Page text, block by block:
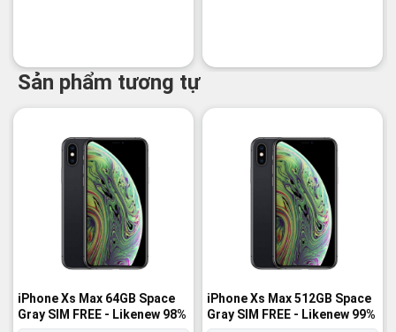
Sản phẩm tương tự
iPhone Xs Max 64GB Space
Gray SIM FREE - Likenew 98%
iPhone Xs Max 512GB Space
Gray SIM FREE - Likenew 99%